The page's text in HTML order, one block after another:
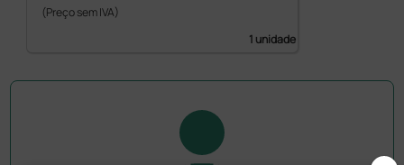
(Preço sem IVA)
1 unidade